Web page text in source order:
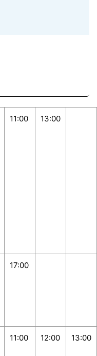
11:00 13:00
17:00
11:00 12:00 13:00